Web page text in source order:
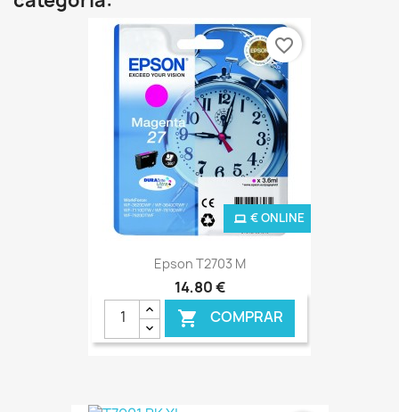
Epson T2703 M
14,80 €
 COMPRAR
€ ONLINE
favorite_border